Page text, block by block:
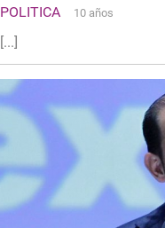
POLITICA 10 años
[...]